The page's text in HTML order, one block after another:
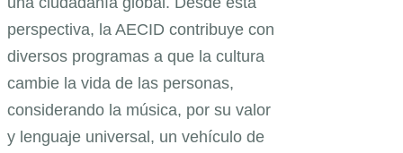
perspectiva, la AECID contribuye con
diversos programas a que la cultura
cambie la vida de las personas,
considerando la música, por su valor
y lenguaje universal, un vehículo de